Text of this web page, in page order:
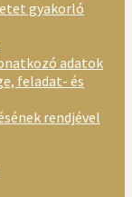
gyakorló
adatok
feladat- és
rendjével